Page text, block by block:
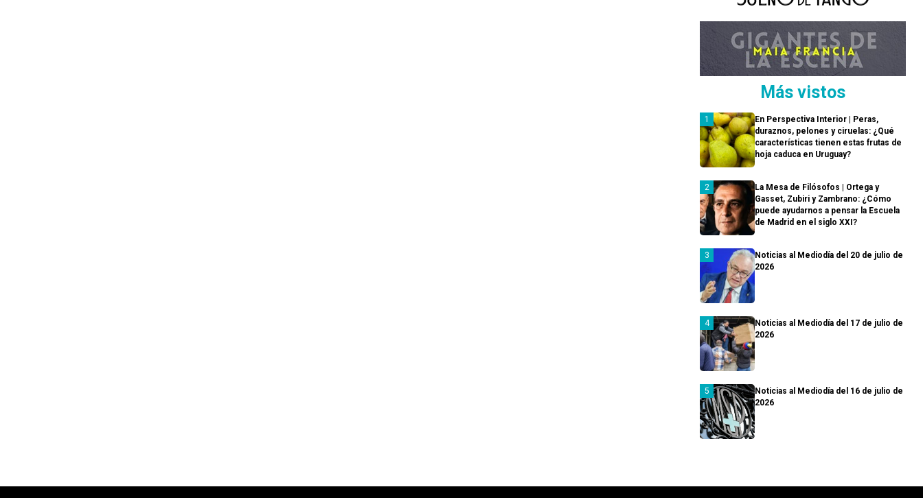
Más vistos
En Perspectiva Interior | Peras,
duraznos, pelones y ciruelas: ¿Qué
características tienen estas frutas de
hoja caduca en Uruguay?
La Mesa de Filósofos | Ortega y
Gasset, Zubiri y Zambrano: ¿Cómo
puede ayudarnos a pensar la Escuela
de Madrid en el siglo XXI?
Noticias al Mediodía del 20 de julio de
2026
Noticias al Mediodía del 17 de julio de
2026
Noticias al Mediodía del 16 de julio de
2026